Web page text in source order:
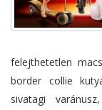
felejthetetlen
border collie
sivatagi